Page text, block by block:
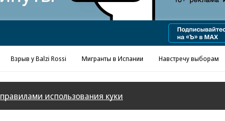
Взрыв у Balzi Rossi Мигранты в Испании Навстречу выборам
правилами использования куки